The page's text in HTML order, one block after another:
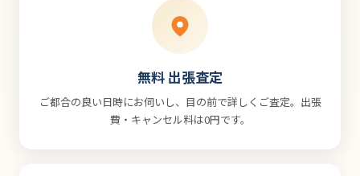
無料 出張査定
ご都合の良い日時にお伺いし、目の前で詳しくご査定。出張
費・キャンセル料は0円です。